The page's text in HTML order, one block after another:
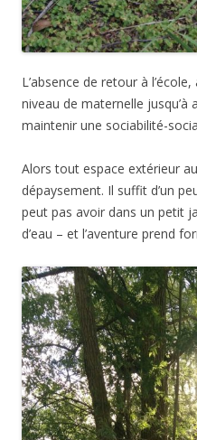
L’absence de retour à
niveau de maternelle jusqu’à
maintenir une sociabilité-
Alors tout espace extérieur
dépaysement. Il suffit d’un
peut pas avoir dans un petit
d’eau – et l’aventure prend